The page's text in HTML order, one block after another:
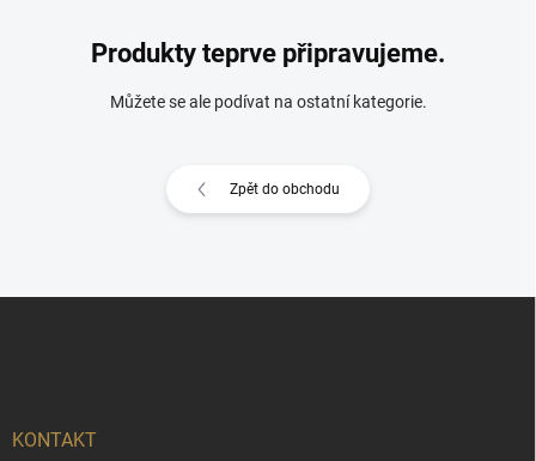
Produkty teprve připravujeme.
Můžete se ale podívat na ostatní kategorie.
Zpět do obchodu
KONTAKT